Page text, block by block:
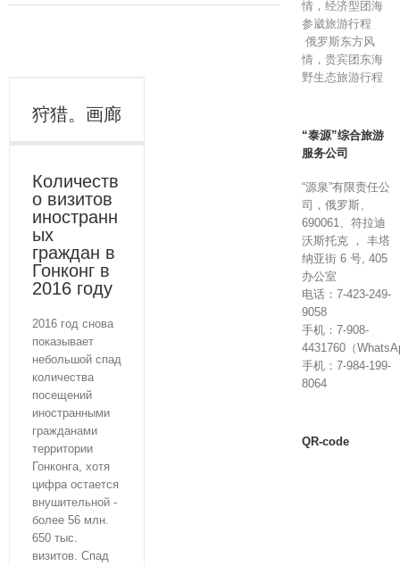
狩猎。画廊
Количеств
о визитов
иностранн
ых
граждан в
Гонконг в
2016 году
2016 год снова
показывает
небольшой спад
количества
посещений
иностранными
гражданами
территории
Гонконга, хотя
цифра остается
внушительной -
более 56 млн.
650 тыс.
визитов. Спад
情，经济型团海
参崴旅游行程
俄罗斯东方风
情，贵宾团东海
野生态旅游行程
“泰源”综合旅游
服务公司
“源泉”有限责任公
司，俄罗斯、
690061、符拉迪
沃斯托克 ， 丰塔
纳亚街 6 号, 405
办公室
电话：7-423-249-
9058
手机：7-908-
4431760（
手机：7-984-199-
8064
QR-code